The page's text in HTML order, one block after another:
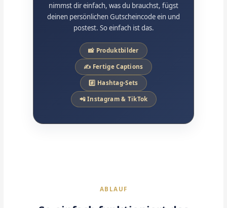
nimmst dir einfach, was du brauchst, fügst
deinen persönlichen Gutscheincode ein und
postest. So einfach ist das.
📸 Produktbilder
✍️ Fertige Captions
#️⃣ Hashtag-Sets
📲 Instagram & TikTok
ABLAUF